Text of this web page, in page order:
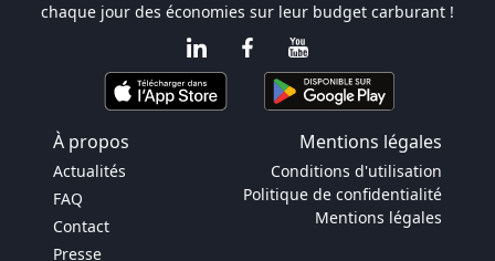
chaque jour des économies sur leur budget carburant !
À propos Mentions légales
Actualités
FAQ
Contact
Presse
Conditions d'utilisation
Politique de confidentialité
Mentions légales